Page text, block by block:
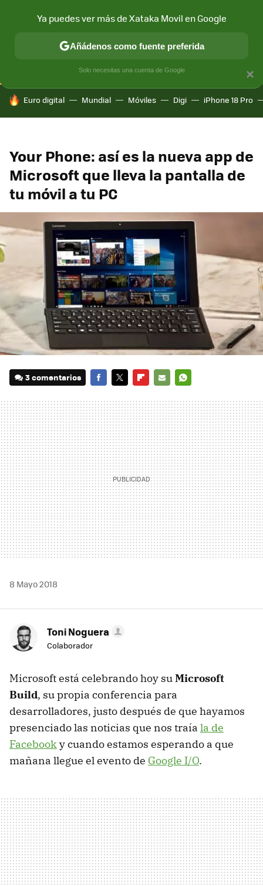
CONECTIVIDAD MÓVIL Y SOCIEDAD APLICACIONES
HOY SE HABLA DE
Euro digital Mundial Móviles Digi iPhone 18 Pro
Your Phone: así es la nueva app de
Microsoft que lleva la pantalla de
tu móvil a tu PC
3 comentarios
MAIL
8 Mayo 2018
Toni Noguera
Colaborador
Microsoft está celebrando hoy suMicrosoft
Build, su propia conferencia para
desarrolladores, justo después de que hayamos
presenciado las noticias que nos traía la de
Facebooky cuando estamos esperando a que
mañana llegue el evento de Google I/O.
×
Ya puedes ver más de Xataka Movil en Google
Añádenos como fuente preferida
Solo necesitas una cuenta de Google